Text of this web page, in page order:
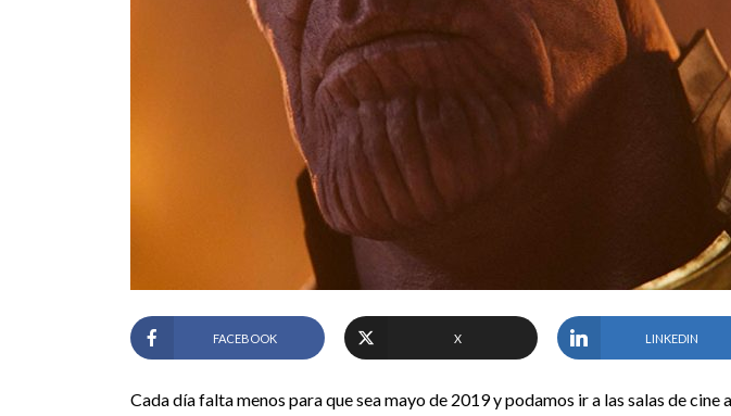
FACEBOOK X LINKEDIN
Cada día falta menos para que sea mayo de 2019 y podamos ir a las salas de cine a